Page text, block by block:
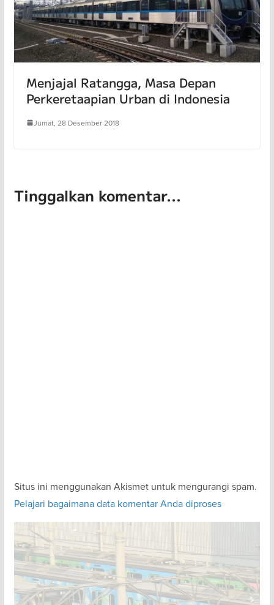
Menjajal Ratangga, Masa Depan
Perkeretaapian Urban di Indonesia
Jumat, 28 Desember 2018
Tinggalkan komentar...
Situs ini menggunakan Akismet untuk mengurangi spam.
Pelajari bagaimana data komentar Anda diproses